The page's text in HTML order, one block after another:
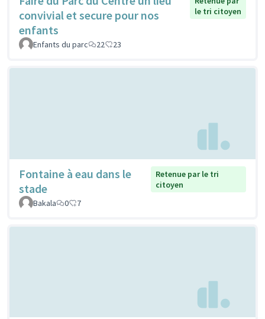
convivial et secure pour nos
enfants
le tri citoyen
Enfants du parc 22 23
Fontaine à eau dans le
stade
Retenue par le tri
citoyen
Bakala
0 7